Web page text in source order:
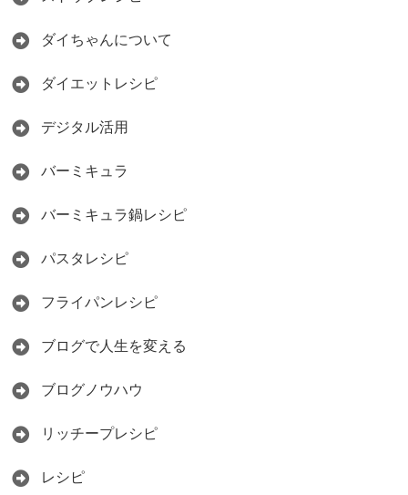
ダイちゃんについて
ダイエットレシピ
デジタル活用
バーミキュラ
バーミキュラ鍋レシピ
パスタレシピ
フライパンレシピ
ブログで人生を変える
ブログノウハウ
リッチープレシピ
レシピ